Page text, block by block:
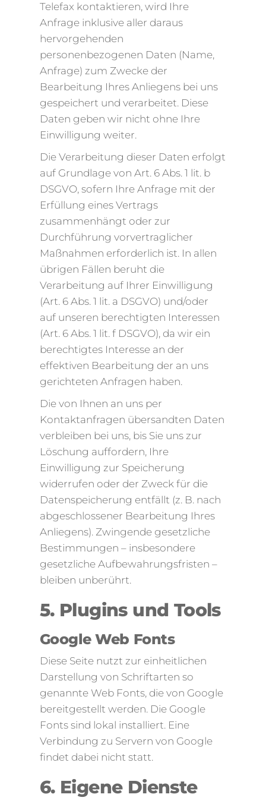
Telefax kontaktieren, wird Ihre
Anfrage inklusive aller daraus
hervorgehenden
personenbezogenen Daten (Name,
Anfrage) zum Zwecke der
Bearbeitung Ihres Anliegens bei uns
gespeichert und verarbeitet. Diese
Daten geben wir nicht ohne Ihre
Einwilligung weiter.
Die Verarbeitung dieser Daten erfolgt
auf Grundlage von Art. 6 Abs. 1 lit. b
DSGVO, sofern Ihre Anfrage mit der
Erfüllung eines Vertrags
zusammenhängt oder zur
Durchführung vorvertraglicher
Maßnahmen erforderlich ist. In allen
übrigen Fällen beruht die
Verarbeitung auf Ihrer Einwilligung
(Art. 6 Abs. 1 lit. a DSGVO) und/oder
auf unseren berechtigten Interessen
(Art. 6 Abs. 1 lit. f DSGVO), da wir ein
berechtigtes Interesse an der
effektiven Bearbeitung der an uns
gerichteten Anfragen haben.
Die von Ihnen an uns per
Kontaktanfragen übersandten Daten
verbleiben bei uns, bis Sie uns zur
Löschung auffordern, Ihre
Einwilligung zur Speicherung
widerrufen oder der Zweck für die
Datenspeicherung entfällt (z. B. nach
abgeschlossener Bearbeitung Ihres
Anliegens). Zwingende gesetzliche
Bestimmungen – insbesondere
gesetzliche Aufbewahrungsfristen –
bleiben unberührt.
5. Plugins und Tools
Google Web Fonts
Diese Seite nutzt zur einheitlichen
Darstellung von Schriftarten so
genannte Web Fonts, die von Google
bereitgestellt werden. Die Google
Fonts sind lokal installiert. Eine
Verbindung zu Servern von Google
findet dabei nicht statt.
6. Eigene Dienste